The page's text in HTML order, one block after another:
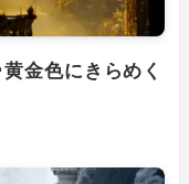
金色にきらめく